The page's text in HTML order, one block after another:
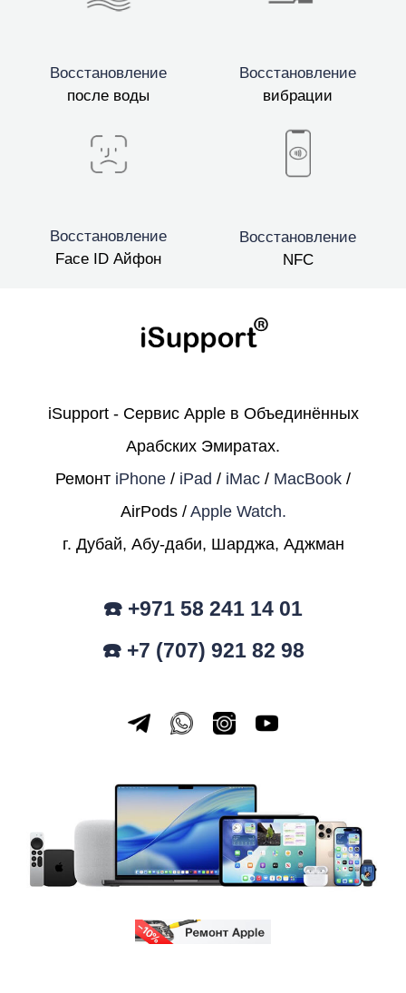
Восстановление
после воды
Восстановление
вибрации
Восстановление
Face ID Айфон
Восстановление
NFC
iSupport - Сервис Apple в Объединённых
Арабских Эмиратах.
Ремонт iPhone / iPad / iMac / MacBook /
AirPods / Apple Watch.
г. Дубай, Абу-даби, Шарджа, Аджман
☎️ +971 58 241 14 01
☎️ +7 (707) 921 82 98